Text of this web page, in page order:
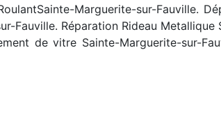
Marguerite-sur-Fauville.
Fauville. Réparation Rideau
de vitre Sainte-Marguerite-sur-